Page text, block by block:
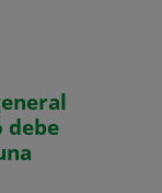
debe